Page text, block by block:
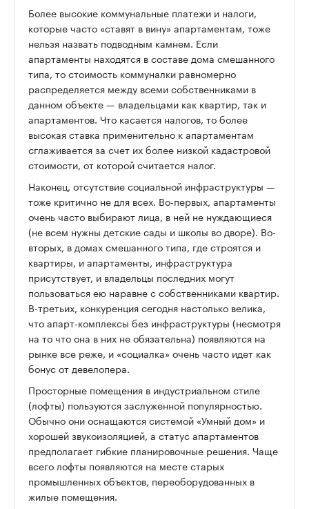
Более высокие коммунальные платежи и налоги,
которые часто «ставят в вину» апартаментам, тоже
нельзя назвать подводным камнем. Если
апартаменты находятся в составе дома смешанного
типа, то стоимость коммуналки равномерно
распределяется между всеми собственниками в
данном объекте — владельцами как квартир, так и
апартаментов. Что касается налогов, то более
высокая ставка применительно к апартаментам
сглаживается за счет их более низкой кадастровой
стоимости, от которой считается налог.
Наконец, отсутствие социальной инфраструктуры —
тоже критично не для всех. Во-первых, апартаменты
очень часто выбирают лица, в ней не нуждающиеся
(не всем нужны детские сады и школы во дворе). Во-
вторых, в домах смешанного типа, где строятся и
квартиры, и апартаменты, инфраструктура
присутствует, и владельцы последних могут
пользоваться ею наравне с собственниками квартир.
В-третьих, конкуренция сегодня настолько велика,
что апарт-комплексы без инфраструктуры (несмотря
на то что она в них не обязательна) появляются на
рынке все реже, и «социалка» очень часто идет как
бонус от девелопера.
Просторные помещения в индустриальном стиле
(лофты) пользуются заслуженной популярностью.
Обычно они оснащаются системой «Умный дом» и
хорошей звукоизоляцией, а статус апартаментов
предполагает гибкие планировочные решения. Чаще
всего лофты появляются на месте старых
промышленных объектов, переоборудованных в
жилые помещения.